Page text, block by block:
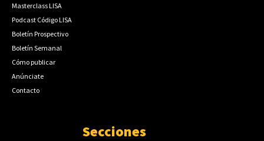
Masterclass LISA
Podcast Código LISA
Boletín Prospectivo
Boletín Semanal
Cómo publicar
Anúnciate
Contacto
Secciones